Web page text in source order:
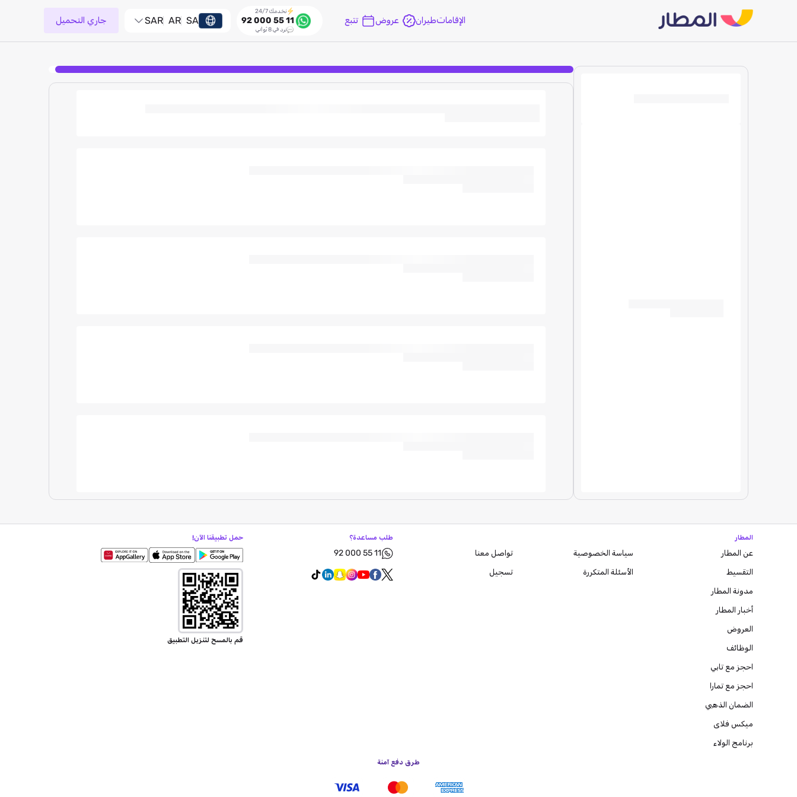
الإقاماتطيران عروض تتبع
نخدمك 24/7
92 000 55 11
نرد في 8 ثواني
SA
AR
SAR جاري التحميل
المطار
عن المطار
التقسيط
مدونة المطار
أخبار المطار
العروض
الوظائف
احجز مع تابي
احجز مع تمارا
الضمان الذهبي
ميكس فلاى
برنامج الولاء
سياسة الخصوصية
الأسئلة المتكررة
تواصل معنا
تسجيل
طلب مساعدة؟
92 000 55 11
حمل تطبيقنا الآن!
قم بالمسح لتنزيل التطبيق
طرق دفع آمنة